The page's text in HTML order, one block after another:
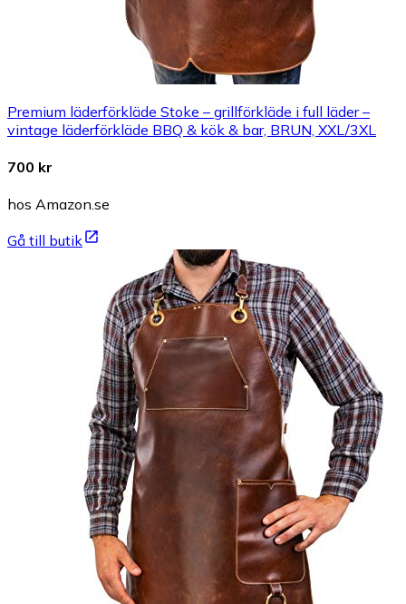
Premium läderförkläde Stoke – grillförkläde i full läder –
vintage läderförkläde BBQ & kök & bar, BRUN, XXL/3XL
700 kr
hos Amazon.se
Gå till butik